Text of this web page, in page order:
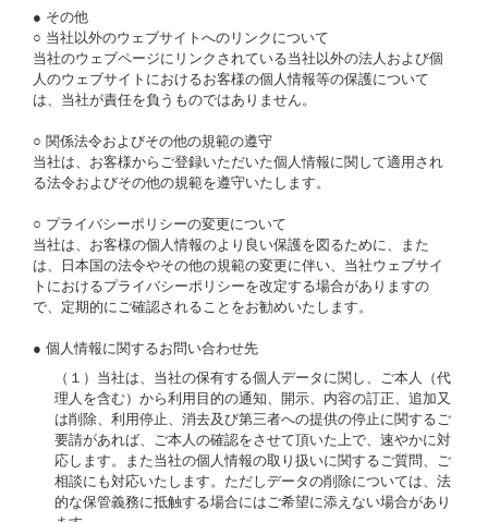
● その他
○ 当社以外のウェブサイトへのリンクについて
当社のウェブページにリンクされている当社以外の法人および個
人のウェブサイトにおけるお客様の個人情報等の保護について
は、当社が責任を負うものではありません。
○ 関係法令およびその他の規範の遵守
当社は、お客様からご登録いただいた個人情報に関して適用され
る法令およびその他の規範を遵守いたします。
○ プライバシーポリシーの変更について
当社は、お客様の個人情報のより良い保護を図るために、また
は、日本国の法令やその他の規範の変更に伴い、当社ウェブサイ
トにおけるプライバシーポリシーを改定する場合がありますの
で、定期的にご確認されることをお勧めいたします。
● 個人情報に関するお問い合わせ先
（１）当社は、当社の保有する個人データに関し、ご本人（代
理人を含む）から利用目的の通知、開示、内容の訂正、追加又
は削除、利用停止、消去及び第三者への提供の停止に関するご
要請があれば、ご本人の確認をさせて頂いた上で、速やかに対
応します。また当社の個人情報の取り扱いに関するご質問、ご
相談にも対応いたします。ただしデータの削除については、法
的な保管義務に抵触する場合にはご希望に添えない場合があり